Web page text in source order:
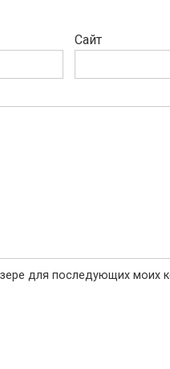
Сайт
для последующих моих